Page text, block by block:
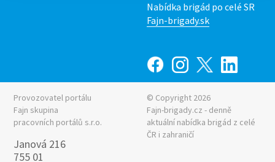
Nabídka brigád po celé SR
Fajn-brigady.sk
Provozovatel portálu
Fajn skupina
pracovních portálů s.r.o.
Janová 216
755 01
© Copyright 2026
Fajn-brigady.cz - denně
aktuální nabídka brigád z celé
ČR i zahraničí